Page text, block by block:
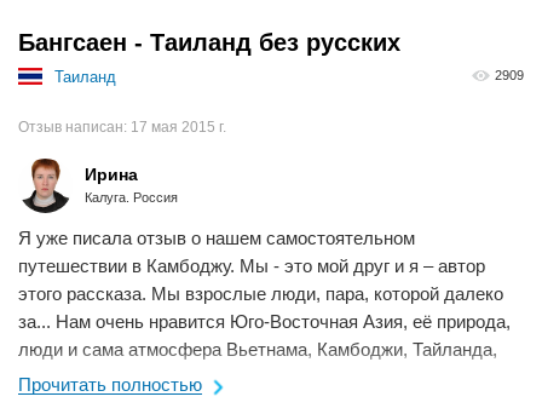
Бангсаен - Таиланд без русских
Таиланд 2909
Отзыв написан: 17 мая 2015 г.
Ирина
Калуга. Россия
Я уже писала отзыв о нашем самостоятельном
путешествии в Камбоджу. Мы - это мой друг и я – автор
этого рассказа. Мы взрослые люди, пара, которой далеко
за... Нам очень нравится Юго-Восточная Азия, её природа,
люди и сама атмосфера Вьетнама, Камбоджи, Тайланда,
Индонезии (к слову скажу, что ...
Прочитать полностью